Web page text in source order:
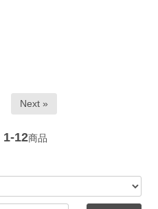
Next »
1-12商品